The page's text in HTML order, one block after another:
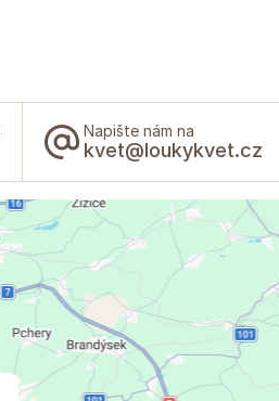
Napište nám na
kvet@loukykvet.cz